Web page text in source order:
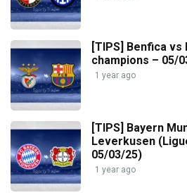
[TIPS] Benfica
champions – 05/
1 year ago
[TIPS] Bayern
Leverkusen
05/03/25)
1 year ago